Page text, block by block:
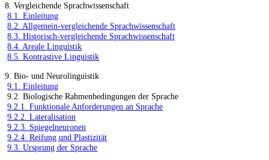
8. Vergleichende Sprachwissenschaft
8.1. Einleitung
8.2. Allgemein-vergleichende Sprachwissenschaft
8.3. Historisch-vergleichende Sprachwissenschaft
8.4. Areale Linguistik
8.5. Kontrastive Linguistik
9. Bio- und Neurolinguistik
9.1. Einleitung
9.2. Biologische Rahmenbedingungen der Sprache
9.2.1. Funktionale Anforderungen an Sprache
9.2.2. Lateralisation
9.2.3. Spiegelneuronen
9.2.4. Reifung und Plastizität
9.3. Ursprung der Sprache